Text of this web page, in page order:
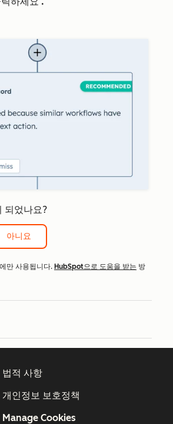
되었나요?
아니요
만 사용됩니다. HubSpot으로 도움을 받는 방
법적 사항
개인정보 보호정책
Manage Cookies